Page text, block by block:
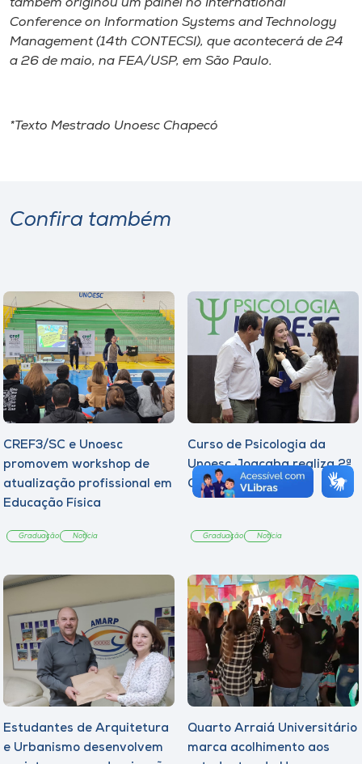
também originou um painel no International
Conference on Information Systems and Technology
Management(14th CONTECSI), que acontecerá de 24
a 26 de maio, na FEA/USP, em São Paulo.
*Texto Mestrado Unoesc Chapecó
Confira também
CREF3/SC e Unoesc
promovem workshop de
atualização profissional em
Educação Física
Graduação Notícia
Curso de Psicologia da
Unoesc Joaçaba realiza 2ª
Cerimônia do Botton
Graduação Notícia
Estudantes de Arquitetura
e Urbanismo desenvolvem
Quarto Arraiá Universitário
marca acolhimento aos